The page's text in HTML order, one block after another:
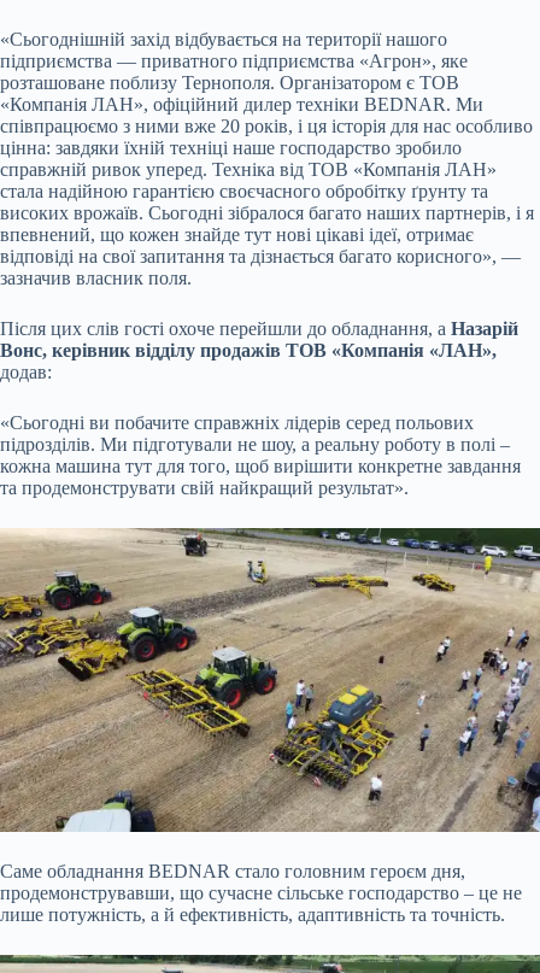
«Сьогоднішній захід відбувається на території нашого
підприємства — приватного підприємства «Агрон», яке
розташоване поблизу Тернополя. Організатором є ТОВ
«Компанія ЛАН», офіційний дилер техніки BEDNAR. Ми
співпрацюємо з ними вже 20 років, і ця історія для нас особливо
цінна: завдяки їхній техніці наше господарство зробило
справжній ривок уперед. Техніка від ТОВ «Компанія ЛАН»
стала надійною гарантією своєчасного обробітку ґрунту та
високих врожаїв. Сьогодні зібралося багато наших партнерів, і я
впевнений, що кожен знайде тут нові цікаві ідеї, отримає
відповіді на свої запитання та дізнається багато корисного», —
зазначив власник поля.
Після цих слів гості охоче перейшли до обладнання, а Назарій
Вонс, керівник відділу продажів ТОВ «Компанія «ЛАН»,
додав:
«Сьогодні ви побачите справжніх лідерів серед польових
підрозділів. Ми підготували не шоу, а реальну роботу в полі –
кожна машина тут для того, щоб вирішити конкретне завдання
та продемонструвати свій найкращий результат».
Саме обладнання BEDNAR стало головним героєм дня,
продемонструвавши, що сучасне сільське господарство – це не
лише потужність, а й ефективність, адаптивність та точність.